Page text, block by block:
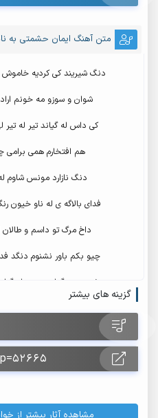
متن آهنگ ایمان حشمتی به
دنگ شیریند کی کردیه
شوان و سوزو مه خونم اراد
کی داس له گیاند تیر له
هم افتخارم همی برامی
دنگ نازارد مونس شاوم
فدای بالاگه ی له ناو خیون
داخ مرگ تو داسم و
چیو بکم باور نشنوم دنگد
شون چن گوله دریدن له
گزینه های بیشتر
مشاهده آثار بیشتر از